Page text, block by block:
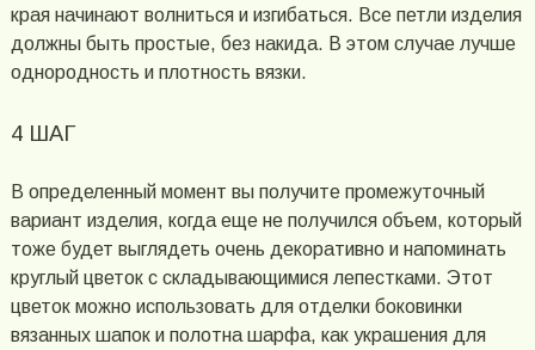
края начинают волниться и изгибаться. Все петли изделия
должны быть простые, без накида. В этом случае лучше
однородность и плотность вязки.
4 ШАГ
В определенный момент вы получите промежуточный
вариант изделия, когда еще не получился объем, который
тоже будет выглядеть очень декоративно и напоминать
круглый цветок с складывающимися лепестками. Этот
цветок можно использовать для отделки боковинки
вязанных шапок и полотна шарфа, как украшения для